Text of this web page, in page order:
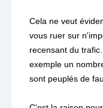
Cela ne veut
vous ruer sur
recensant du
exemple un
sont peuplés de